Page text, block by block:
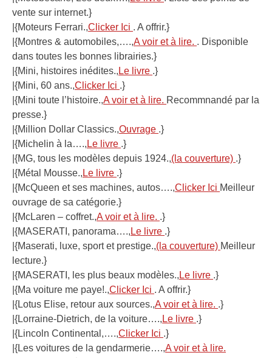
vente sur internet.}
|{Moteurs Ferrari.,Clicker Ici . A offrir.}
|{Montres & automobiles,….,A voir et à lire. . Disponible
dans toutes les bonnes librairies.}
|{Mini, histoires inédites., Le livre .}
|{Mini, 60 ans.,Clicker Ici .}
|{Mini toute l’histoire.,A voir et à lire. Recommnandé par la
presse.}
|{Million Dollar Classics.,Ouvrage .}
|{Michelin à la…., Le livre .}
|{MG, tous les modèles depuis 1924.,(la couverture) .}
|{Métal Mousse., Le livre .}
|{McQueen et ses machines, autos….,Clicker Ici Meilleur
ouvrage de sa catégorie.}
|{McLaren – coffret.,A voir et à lire. .}
|{MASERATI, panorama…., Le livre .}
|{Maserati, luxe, sport et prestige.,(la couverture) Meilleur
lecture.}
|{MASERATI, les plus beaux modèles., Le livre .}
|{Ma voiture me paye!.,Clicker Ici . A offrir.}
|{Lotus Elise, retour aux sources.,A voir et à lire. .}
|{Lorraine-Dietrich, de la voiture…., Le livre .}
|{Lincoln Continental,….,Clicker Ici .}
|{Les voitures de la gendarmerie….,A voir et à lire.